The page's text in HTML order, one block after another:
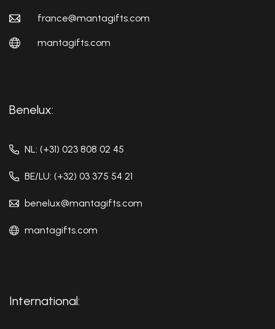
france@mantagifts.com
mantagifts.com
Benelux:
NL: (+31) 023 808 02 45
BE/LU: (+32) 03 375 54 21
benelux@mantagifts.com
mantagifts.com
International: